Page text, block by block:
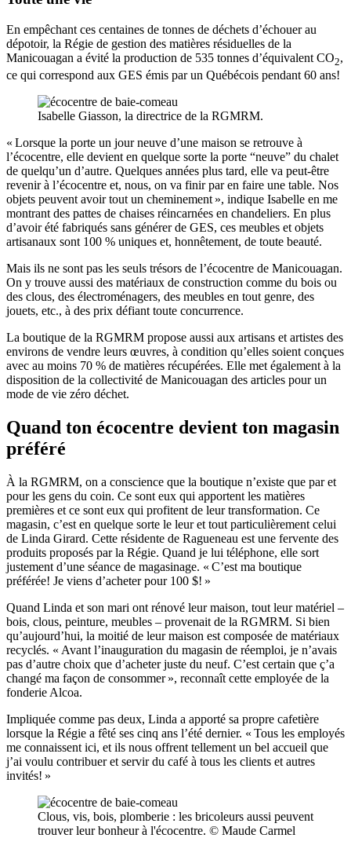
En empêchant ces centaines de tonnes de déchets d’échouer au
dépotoir, la Régie de gestion des matières résiduelles de la
Manicouagan a évité la production de 535 tonnes d’équivalent CO2,
ce qui correspond aux GES émis par un Québécois pendant 60 ans!
Isabelle Giasson, la directrice de la RGMRM.
« Lorsque la porte un jour neuve d’une maison se retrouve à
l’écocentre, elle devient en quelque sorte la porte “neuve” du chalet
de quelqu’un d’autre. Quelques années plus tard, elle va peut-être
revenir à l’écocentre et, nous, on va finir par en faire une table. Nos
objets peuvent avoir tout un cheminement », indique Isabelle en me
montrant des pattes de chaises réincarnées en chandeliers. En plus
d’avoir été fabriqués sans générer de GES, ces meubles et objets
artisanaux sont 100 % uniques et, honnêtement, de toute beauté.
Mais ils ne sont pas les seuls trésors de l’écocentre de Manicouagan.
On y trouve aussi des matériaux de construction comme du bois ou
des clous, des électroménagers, des meubles en tout genre, des
jouets, etc., à des prix défiant toute concurrence.
La boutique de la RGMRM propose aussi aux artisans et artistes des
environs de vendre leurs œuvres, à condition qu’elles soient conçues
avec au moins 70 % de matières récupérées. Elle met également à la
disposition de la collectivité de Manicouagan des articles pour un
mode de vie zéro déchet.
Quand ton écocentre devient ton magasin
préféré
À la RGMRM, on a conscience que la boutique n’existe que par et
pour les gens du coin. Ce sont eux qui apportent les matières
premières et ce sont eux qui profitent de leur transformation. Ce
magasin, c’est en quelque sorte le leur et tout particulièrement celui
de Linda Girard. Cette résidente de Ragueneau est une fervente des
produits proposés par la Régie. Quand je lui téléphone, elle sort
justement d’une séance de magasinage. « C’est ma boutique
préférée! Je viens d’acheter pour 100 $! »
Quand Linda et son mari ont rénové leur maison, tout leur matériel –
bois, clous, peinture, meubles – provenait de la RGMRM. Si bien
qu’aujourd’hui, la moitié de leur maison est composée de matériaux
recyclés. « Avant l’inauguration du magasin de réemploi, je n’avais
pas d’autre choix que d’acheter juste du neuf. C’est certain que ç’a
changé ma façon de consommer », reconnaît cette employée de la
fonderie Alcoa.
Impliquée comme pas deux, Linda a apporté sa propre cafetière
lorsque la Régie a fêté ses cinq ans l’été dernier. « Tous les employés
me connaissent ici, et ils nous offrent tellement un bel accueil que
j’ai voulu contribuer et servir du café à tous les clients et autres
invités! »
Clous, vis, bois, plomberie : les bricoleurs aussi peuvent
trouver leur bonheur à l'écocentre. © Maude Carmel